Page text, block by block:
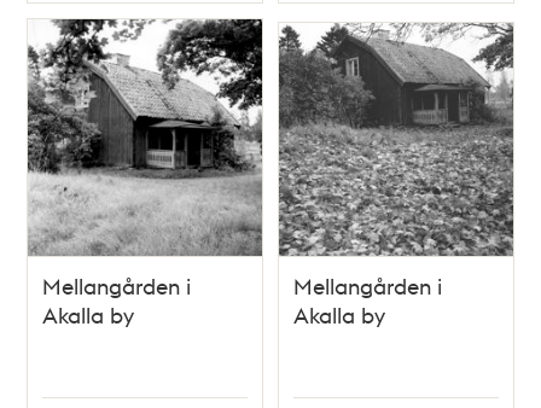
Mellangården i
Akalla by
Mellangården i
Akalla by